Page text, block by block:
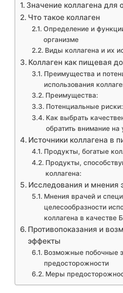
Значение коллагена для
Что такое коллаген
Определение и
организме
Виды коллагена и их
Коллаген как пищевая
Преимущества и
использования
Преимущества:
Потенциальные риски:
Как выбрать
обратить внимание на
Источники коллагена в
Продукты, богатые
Продукты,
коллагена:
Исследования и мнения
Мнения врачей и
целесообразности
коллагена в качестве
Противопоказания и
эффекты
Возможные побочные
предосторожности
Меры